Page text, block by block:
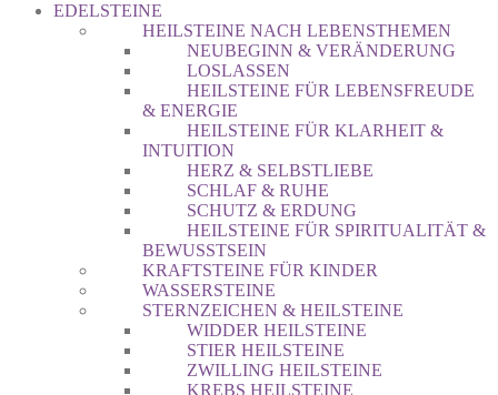
EDELSTEINE
HEILSTEINE NACH LEBENSTHEMEN
NEUBEGINN & VERÄNDERUNG
LOSLASSEN
HEILSTEINE FÜR LEBENSFREUDE
& ENERGIE
HEILSTEINE FÜR KLARHEIT &
INTUITION
HERZ & SELBSTLIEBE
SCHLAF & RUHE
SCHUTZ & ERDUNG
HEILSTEINE FÜR SPIRITUALITÄT &
BEWUSSTSEIN
KRAFTSTEINE FÜR KINDER
WASSERSTEINE
STERNZEICHEN & HEILSTEINE
WIDDER HEILSTEINE
STIER HEILSTEINE
ZWILLING HEILSTEINE
KREBS HEILSTEINE